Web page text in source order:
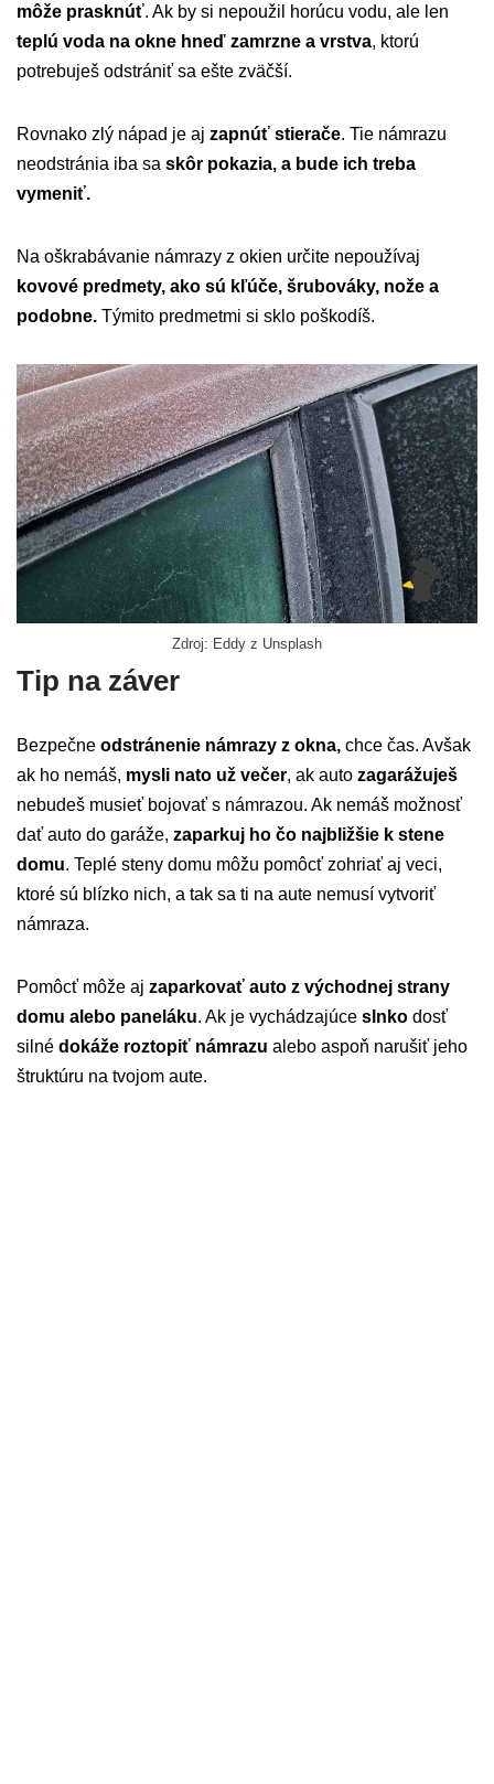
môže prasknúť. Ak by si nepoužil horúcu vodu, ale len
teplú voda na okne hneď zamrzne a vrstva, ktorú
potrebuješ odstrániť sa ešte zväčší.
Rovnako zlý nápad je aj zapnúť stierače. Tie námrazu
neodstránia iba sa skôr pokazia, a bude ich treba
vymeniť.
Na oškrabávanie námrazy z okien určite nepoužívaj
kovové predmety, ako sú kľúče, šrubováky, nože a
podobne. Týmito predmetmi si sklo poškodíš.
Zdroj: Eddy z Unsplash
Tip na záver
Bezpečne odstránenie námrazy z okna, chce čas. Avšak
ak ho nemáš, mysli nato už večer, ak auto zagarážuješ
nebudeš musieť bojovať s námrazou. Ak nemáš možnosť
dať auto do garáže, zaparkuj ho čo najbližšie k stene
domu. Teplé steny domu môžu pomôcť zohriať aj veci,
ktoré sú blízko nich, a tak sa ti na aute nemusí vytvoriť
námraza.
Pomôcť môže aj zaparkovať auto z východnej strany
domu alebo paneláku. Ak je vychádzajúce slnko dosť
silné dokáže roztopiť námrazu alebo aspoň narušiť jeho
štruktúru na tvojom aute.